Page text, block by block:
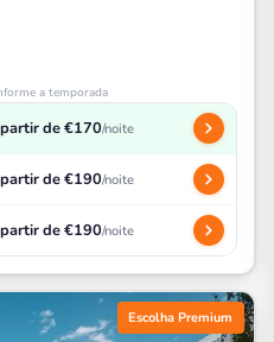
a temporada
de €170/noite
de €190/noite
de €190/noite
Escolha Premium